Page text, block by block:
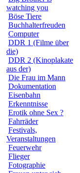
watching you
Böse Tiere
Buchhalterfreuden
Computer
DDR 1 (Filme über
die)
DDR 2 (Kinoplakate
aus der)
Die Frau im Mann
Dokumentation
Eisenbahn
Erkenntnisse
Erotik ohne Sex ?
Fahrräder
Festivals,
Veranstaltungen
Feuerwehr
Flieger
Fotographie